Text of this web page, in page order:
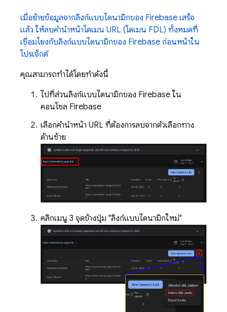
เมื่อย้ายข้อมูลจากลิงก์แบบไดนามิกของ Firebase เสร็จ
แล้ว ให้ลบคำนำหน้าโดเมน URL (โดเมน FDL) ทั้งหมดที่
เชื่อมโยงกับลิงก์แบบไดนามิกของ Firebase ก่อนหน้าใน
โปรเจ็กต์
คุณสามารถทำได้โดยทำดังนี้
ไปที่ส่วนลิงก์แบบไดนามิกของ Firebase ใน
คอนโซล Firebase
เลือกคำนำหน้า URL ที่ต้องการลบจากตัวเลือกทาง
ด้านซ้าย
คลิกเมนู 3 จุดข้างปุ่ม "ลิงก์แบบไดนามิกใหม่"